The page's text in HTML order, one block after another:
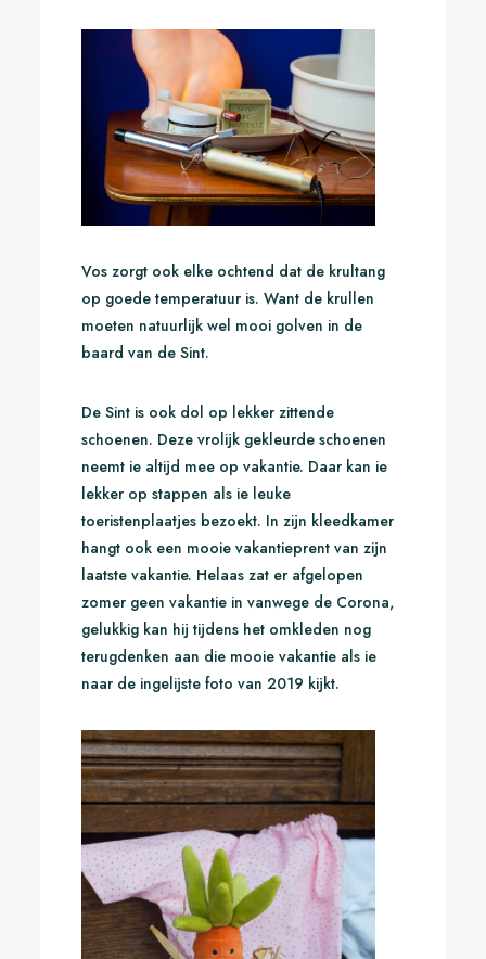
Vos zorgt ook elke ochtend dat de krultang
op goede temperatuur is. Want de krullen
moeten natuurlijk wel mooi golven in de
baard van de Sint.
De Sint is ook dol op lekker zittende
schoenen. Deze vrolijk gekleurde schoenen
neemt ie altijd mee op vakantie. Daar kan ie
lekker op stappen als ie leuke
toeristenplaatjes bezoekt. In zijn kleedkamer
hangt ook een mooie vakantieprent van zijn
laatste vakantie. Helaas zat er afgelopen
zomer geen vakantie in vanwege de Corona,
gelukkig kan hij tijdens het omkleden nog
terugdenken aan die mooie vakantie als ie
naar de ingelijste foto van 2019 kijkt.